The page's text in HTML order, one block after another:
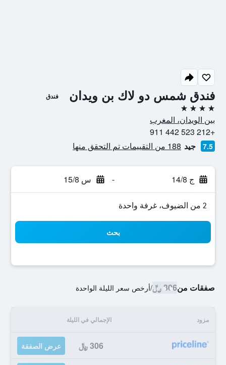
فندق شمس دو لاك بن ويدان فندق
4 نجوم
بين الويدان، المغرب
+212 523 442 911
7.5 جيد 188 من التقييمات تم التحقق منها
ج 14/8 - س 15/8
2 من الضيوف، غرفة واحدة
بحث
صفقات من306 ﷼ /أرخص سعر الليلة الواحدة
مزود الإجمالي في الليلة
306 ﷼ عرض الصفقة